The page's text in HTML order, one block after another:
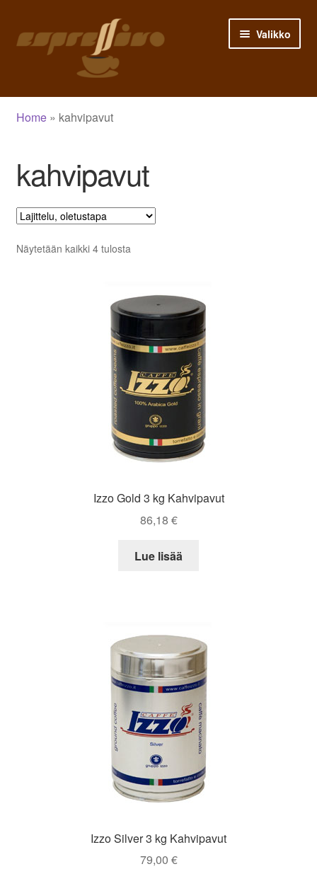
navigointiin
sisältöön
Valikko
Etusivu
Ostoskori
Siirry kassalle
Kauppa
Home» kahvipavut
kahvipavut
Näytetään kaikki 4 tulosta
Izzo Gold 3 kg Kahvipavut
86,18 €
Lue lisää
Izzo Silver 3 kg Kahvipavut
79,00 €